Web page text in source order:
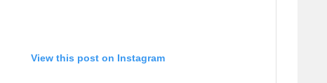
View this post on Instagram